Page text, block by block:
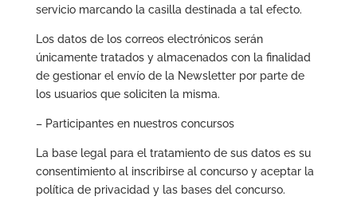
servicio marcando la casilla destinada a tal efecto.
Los datos de los correos electrónicos serán
únicamente tratados y almacenados con la finalidad
de gestionar el envío de la Newsletter por parte de
los usuarios que soliciten la misma.
– Participantes en nuestros concursos
La base legal para el tratamiento de sus datos es su
consentimiento al inscribirse al concurso y aceptar la
política de privacidad y las bases del concurso.